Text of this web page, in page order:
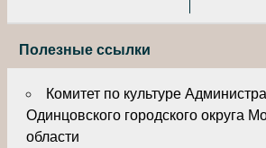
Полезные ссылки
Комитет по культуре
Одинцовского городского округа
области